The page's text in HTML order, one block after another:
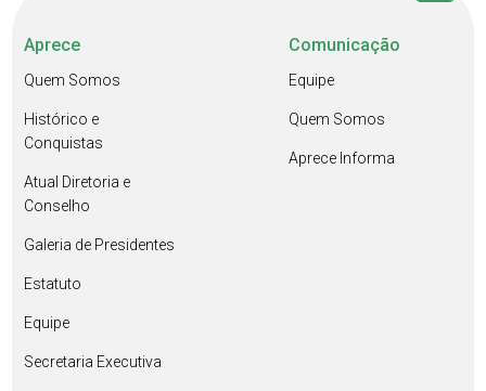
Aprece
Quem Somos
Histórico e
Conquistas
Atual Diretoria e
Conselho
Galeria de Presidentes
Estatuto
Equipe
Secretaria Executiva
Comunicação
Equipe
Quem Somos
Aprece Informa